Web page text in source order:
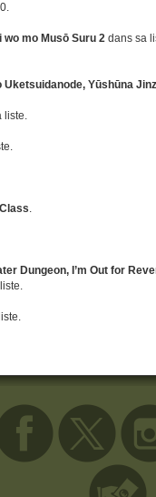
wo mo Musō Suru 2 dans sa
Yūshūna
liste.
.
Dungeon, I’m Out for